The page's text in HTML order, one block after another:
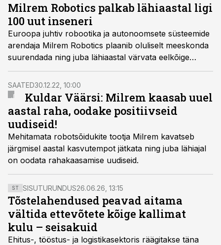
Milrem Robotics palkab lähiaastal ligi
100 uut inseneri
Euroopa juhtiv robootika ja autonoomsete süsteemide
arendaja Milrem Robotics plaanib oluliselt meeskonda
suurendada ning juba lähiaastal värvata eelkõige
Eestisse 100 uut inseneri ja tugitöötajat.
SAATED30.12.22, 10:00
Kuldar Väärsi: Milrem kaasab uuel
aastal raha, oodake positiivseid
uudiseid!
Mehitamata robotsõidukite tootja Milrem kavatseb
järgmisel aastal kasvutempot jätkata ning juba lähiajal
on oodata rahakaasamise uudiseid.
ST SISUTURUNDUS26.06.26, 13:15
Tõstelahendused peavad aitama
vältida ettevõtete kõige kallimat
kulu – seisakuid
Ehitus-, tööstus- ja logistikasektoris räägitakse täna